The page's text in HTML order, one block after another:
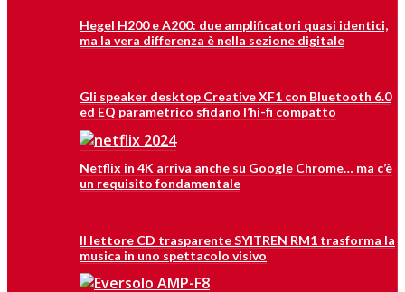
Hegel H200 e A200: due amplificatori quasi identici,
ma la vera differenza è nella sezione digitale
Gli speaker desktop Creative XF1 con Bluetooth 6.0
ed EQ parametrico sfidano l’hi-fi compatto
Netflix in 4K arriva anche su Google Chrome… ma c’è
un requisito fondamentale
Il lettore CD trasparente SYITREN RM1 trasforma la
musica in uno spettacolo visivo